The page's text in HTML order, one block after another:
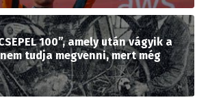
100”, amely után vágyik a
tudja megvenni, mert még